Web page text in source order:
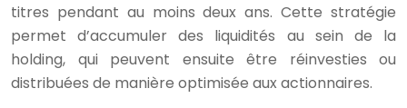
titres pendant au moins deux ans. Cette stratégie
permet d’accumuler des liquidités au sein de la
holding, qui peuvent ensuite être réinvesties ou
distribuées de manière optimisée aux actionnaires.